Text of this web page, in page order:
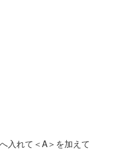
入れて＜A＞を加えて